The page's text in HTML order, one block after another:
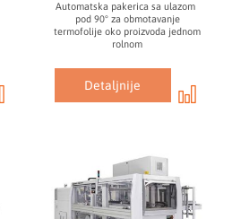
Automatska pakerica sa ulazom
pod 90° za obmotavanje
termofolije oko proizvoda jednom
rolnom
Detaljnije